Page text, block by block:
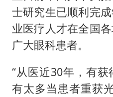
士研究生已顺利完
业医疗人才在全国
广大眼科患者。
“从医近30年，有
有太多当患者重获